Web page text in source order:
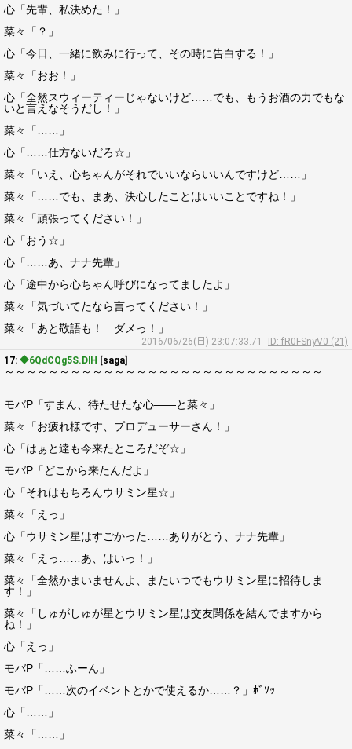
心「先輩、私決めた！」
菜々「？」
心「今日、一緒に飲みに行って、その時に告白する！」
菜々「おお！」
心「全然スウィーティーじゃないけど……でも、もうお酒の力でもな
いと言えなそうだし！」
菜々「……」
心「……仕方ないだろ☆」
菜々「いえ、心ちゃんがそれでいいならいいんですけど……」
菜々「……でも、まあ、決心したことはいいことですね！」
菜々「頑張ってください！」
心「おう☆」
心「……あ、ナナ先輩」
心「途中から心ちゃん呼びになってましたよ」
菜々「気づいてたなら言ってください！」
菜々「あと敬語も！ ダメっ！」
2016/06/26(日) 23:07:33.71
ID: fR0FSnyV0 (21)
17: ◆6QdCQg5S.DlH [saga]
～～～～～～～～～～～～～～～～～～～～～～～～～～～～～
モバP「すまん、待たせたな心――と菜々」
菜々「お疲れ様です、プロデューサーさん！」
心「はぁと達も今来たところだぞ☆」
モバP「どこから来たんだよ」
心「それはもちろんウサミン星☆」
菜々「えっ」
心「ウサミン星はすごかった……ありがとう、ナナ先輩」
菜々「えっ……あ、はいっ！」
菜々「全然かまいませんよ、またいつでもウサミン星に招待しま
す！」
菜々「しゅがしゅが星とウサミン星は交友関係を結んでますから
ね！」
心「えっ」
モバP「……ふーん」
モバP「……次のイベントとかで使えるか……？」ﾎﾞｿｯ
心「……」
菜々「……」